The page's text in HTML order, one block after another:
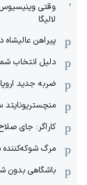
وقتی
لالیگا
پیراهن
دلیل انتخاب
ضربه جدید
کاراگر: جای
مرگ شوکه‌کننده
باشگاهی بدون